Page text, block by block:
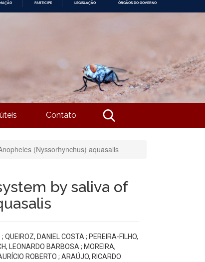
PARTICIPE LEGISLAÇÃO ÓRGÃOS DO GOVERNO
Contato
(Nyssorhynchus) aquasalis
by saliva of
DANIEL COSTA ; PEREIRA-FILHO,
LEONARDO BARBOSA ; MOREIRA,
ROBERTO ; ARAÚJO, RICARDO